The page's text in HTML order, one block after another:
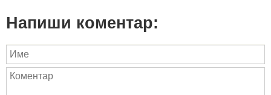
Напиши коментар: